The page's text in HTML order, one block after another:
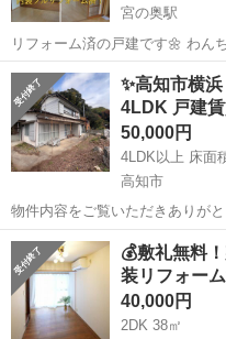
宮の奥駅
リフォーム済の戸建です🌼 わん
可物件です☺️ 広々とした3LDKの
ため車やバイクを止めれます！
りになっています⭐️ 車...
高知 高知市 宮の奥駅
✨高知市横
4LDK 戸建
50,000円
4LDK以上 床面
高知市
物件内容をご覧いただきありが
改修済み戸建て」の募集です。
どお気軽にご相談ください！ →2026年4月1日付けで契約が決まりまし
たので、募集終了...
高知 高知市 一戸建て
💰️敷礼無料
装リフォー
40,000円
2DK 38㎡